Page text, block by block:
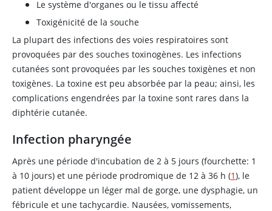
Le système d'organes ou le tissu affecté
Toxigénicité de la souche
La plupart des infections des voies respiratoires sont
provoquées par des souches toxinogènes. Les infections
cutanées sont provoquées par les souches toxigènes et non
toxigènes. La toxine est peu absorbée par la peau; ainsi, les
complications engendrées par la toxine sont rares dans la
diphtérie cutanée.
Infection pharyngée
Après une période d'incubation de 2 à 5 jours (fourchette: 1
à 10 jours) et une période prodromique de 12 à 36 h (1), le
patient développe un léger mal de gorge, une dysphagie, un
fébricule et une tachycardie. Nausées, vomissements,